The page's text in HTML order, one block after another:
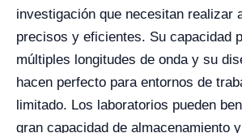
investigación que necesitan realizar
precisos y eficientes. Su capacidad
múltiples longitudes de onda y su
hacen perfecto para entornos de
limitado. Los laboratorios pueden
gran capacidad de almacenamiento